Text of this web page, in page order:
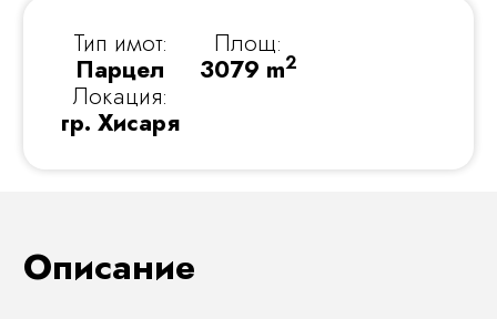
Тип имот:
Парцел
Локация:
гр. Хисаря
Площ:
3079 m2
Описание